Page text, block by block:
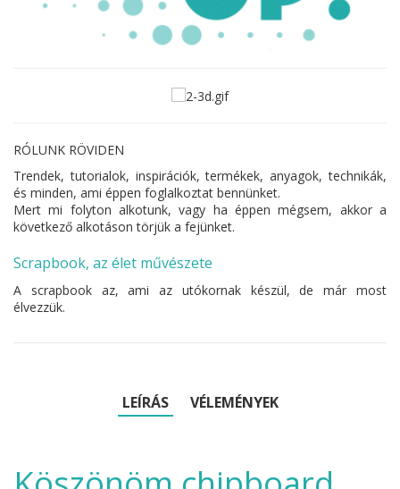
RÓLUNK RÖVIDEN
Trendek, tutorialok, inspirációk, termékek, anyagok, technikák,
és minden, ami éppen foglalkoztat bennünket.
Mert mi folyton alkotunk, vagy ha éppen mégsem, akkor a
következő alkotáson törjük a fejünket.
Scrapbook, az élet művészete
A scrapbook az, ami az utókornak készül, de már most
élvezzük.
LEÍRÁS VÉLEMÉNYEK